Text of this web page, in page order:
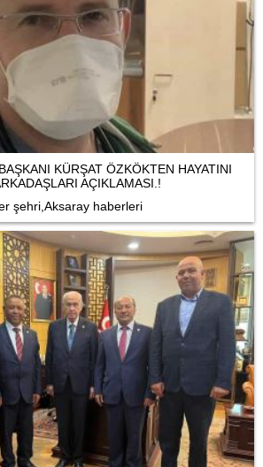
KÜRŞAT ÖZKÖKTEN HAYATINI
AÇIKLAMASI.!
şehri,Aksaray haberleri